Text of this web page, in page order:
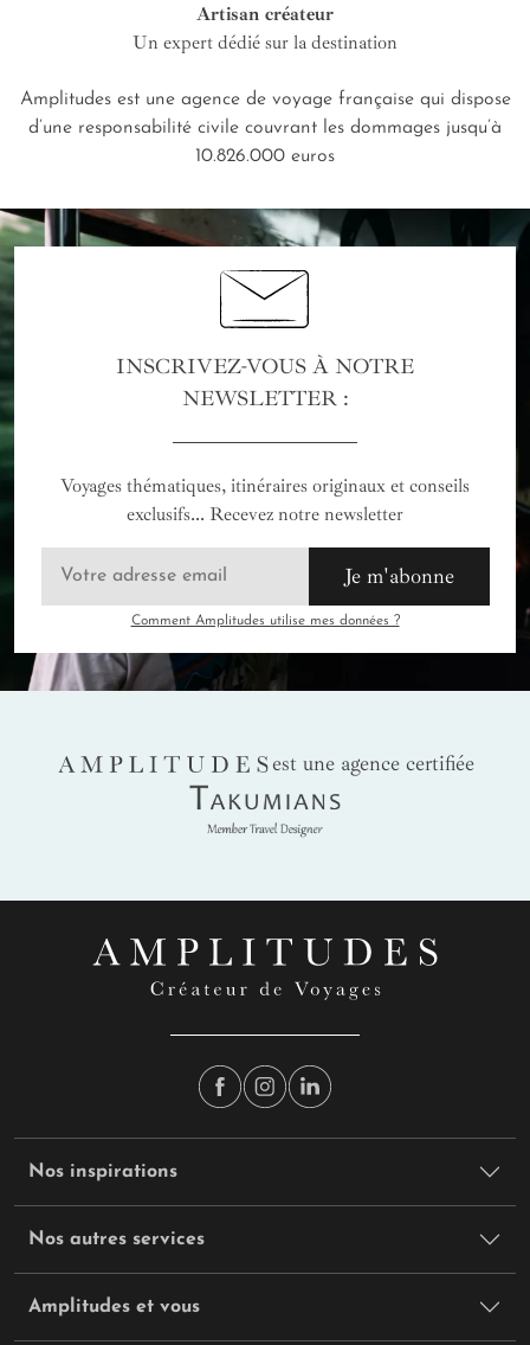
Artisan créateur
Un expert dédié sur la destination
Amplitudes est une agence de voyage française qui dispose
d’une responsabilité civile couvrant les dommages jusqu’à
10.826.000 euros
INSCRIVEZ-VOUS À NOTRE
NEWSLETTER :
Voyages thématiques, itinéraires originaux et conseils
exclusifs... Recevez notre newsletter
Je m'abonne
Comment Amplitudes utilise mes données ?
AMPLITUDES
est une agence certifiée
Takumians
Nos inspirations
Nos autres services
Amplitudes et vous